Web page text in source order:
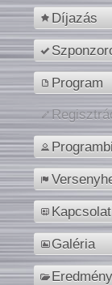
Díjazás
Program
Kapcsolat
Galéria